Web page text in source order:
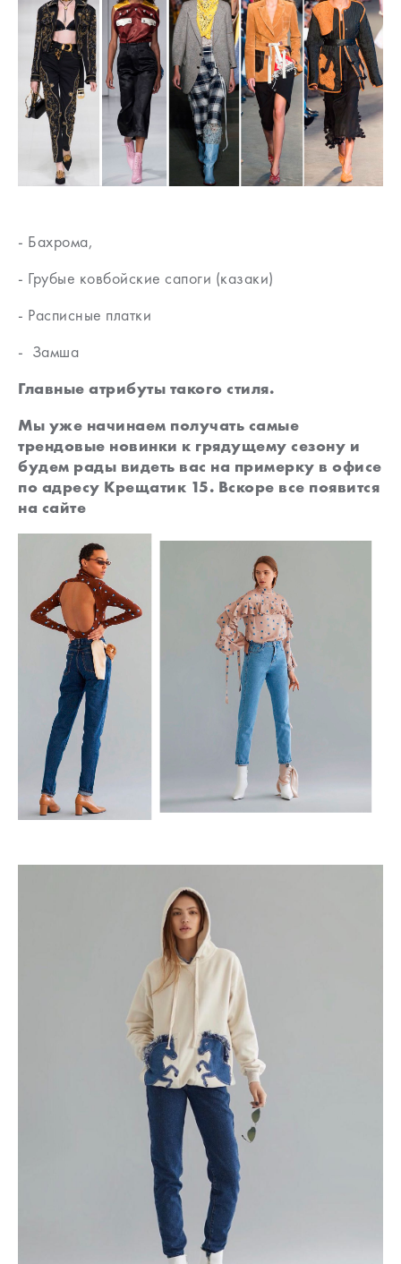
- Бахрома,
- Грубые ковбойские сапоги (казаки)
- Расписные платки
- Замша
Главные атрибуты такого стиля.
Мы уже начинаем получать самые
трендовые новинки к грядущему сезону и
будем рады видеть вас на примерку в офисе
по адресу Крещатик 15. Вскоре все появится
на сайте